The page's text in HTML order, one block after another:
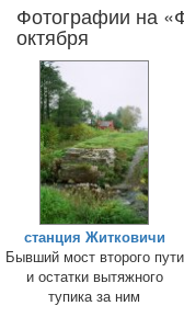
Фотографии на
октября
станция Житковичи
Бывший мост второго пути
и остатки вытяжного
тупика за ним